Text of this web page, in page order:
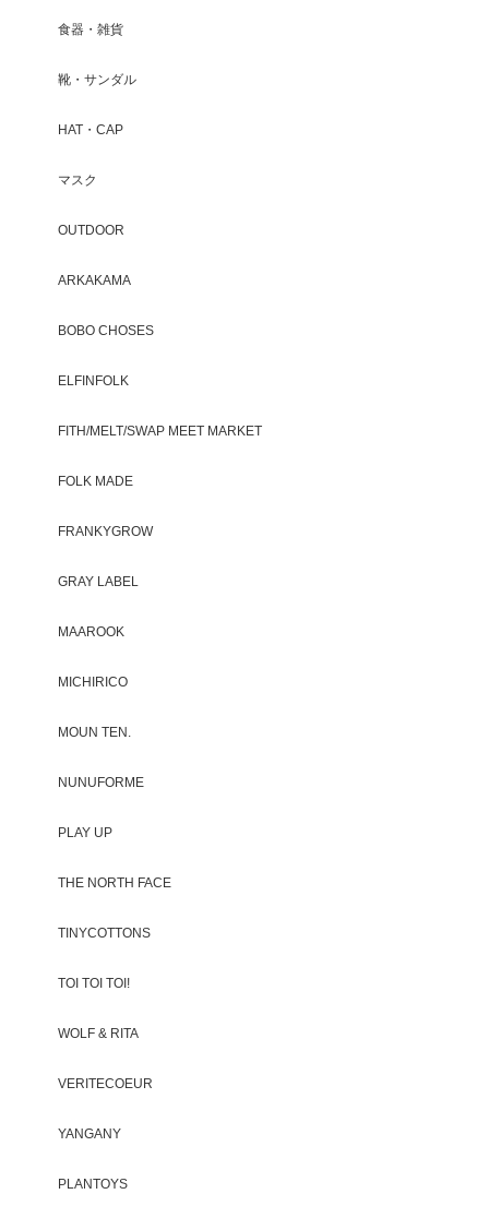
食器・雑貨
靴・サンダル
HAT・CAP
マスク
OUTDOOR
ARKAKAMA
BOBO CHOSES
ELFINFOLK
FITH/MELT/SWAP MEET MARKET
FOLK MADE
FRANKYGROW
GRAY LABEL
MAAROOK
MICHIRICO
MOUN TEN.
NUNUFORME
PLAY UP
THE NORTH FACE
TINYCOTTONS
TOI TOI TOI!
WOLF & RITA
VERITECOEUR
YANGANY
PLANTOYS